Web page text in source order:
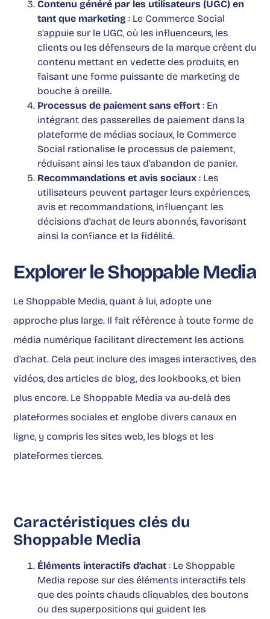
Contenu généré par les utilisateurs (UGC) en
tant que marketing : Le Commerce Social
s’appuie sur le UGC, où les influenceurs, les
clients ou les défenseurs de la marque créent du
contenu mettant en vedette des produits, en
faisant une forme puissante de marketing de
bouche à oreille.
Processus de paiement sans effort : En
intégrant des passerelles de paiement dans la
plateforme de médias sociaux, le Commerce
Social rationalise le processus de paiement,
réduisant ainsi les taux d’abandon de panier.
Recommandations et avis sociaux : Les
utilisateurs peuvent partager leurs expériences,
avis et recommandations, influençant les
décisions d’achat de leurs abonnés, favorisant
ainsi la confiance et la fidélité.
Explorer le Shoppable Media
Le Shoppable Media, quant à lui, adopte une
approche plus large. Il fait référence à toute forme de
média numérique facilitant directement les actions
d’achat. Cela peut inclure des images interactives, des
vidéos, des articles de blog, des lookbooks, et bien
plus encore. Le Shoppable Media va au-delà des
plateformes sociales et englobe divers canaux en
ligne, y compris les sites web, les blogs et les
plateformes tierces.
Caractéristiques clés du
Shoppable Media
Éléments interactifs d’achat : Le Shoppable
Media repose sur des éléments interactifs tels
que des points chauds cliquables, des boutons
ou des superpositions qui guident les